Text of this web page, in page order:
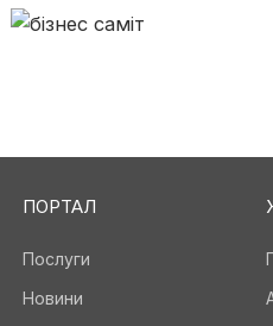
ПОРТАЛ
Послуги
Новини